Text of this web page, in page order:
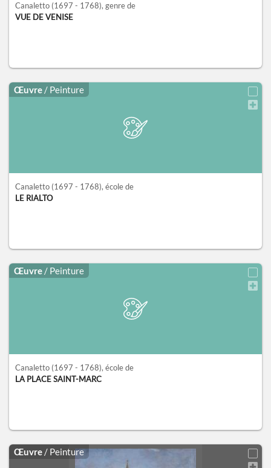
Canaletto (1697 - 1768), genre de
VUE DE VENISE
Œuvre / Peinture
Canaletto (1697 - 1768), école de
LE RIALTO
Œuvre / Peinture
Canaletto (1697 - 1768), école de
LA PLACE SAINT-MARC
Œuvre / Peinture